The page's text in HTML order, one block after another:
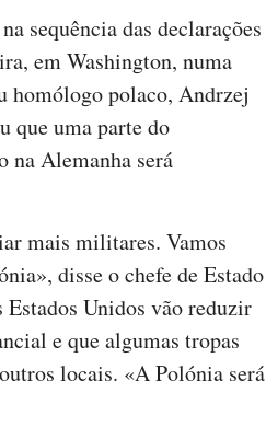
sequência das declarações
em Washington, numa
homólogo polaco, Andrzej
que uma parte do
na Alemanha será
mais militares. Vamos
disse o chefe de Estado
Estados Unidos vão reduzir
e que algumas tropas
locais. «A Polónia será